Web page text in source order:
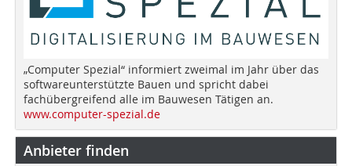
„Computer Spezial“ informiert zweimal im Jahr über das
softwareunterstützte Bauen und spricht dabei
fachübergreifend alle im Bauwesen Tätigen an.
www.computer-spezial.de
Anbieter finden